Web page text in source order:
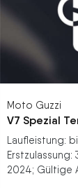
Moto Guzzi
V7 Spezial
Laufleistung:
2024; Gültige